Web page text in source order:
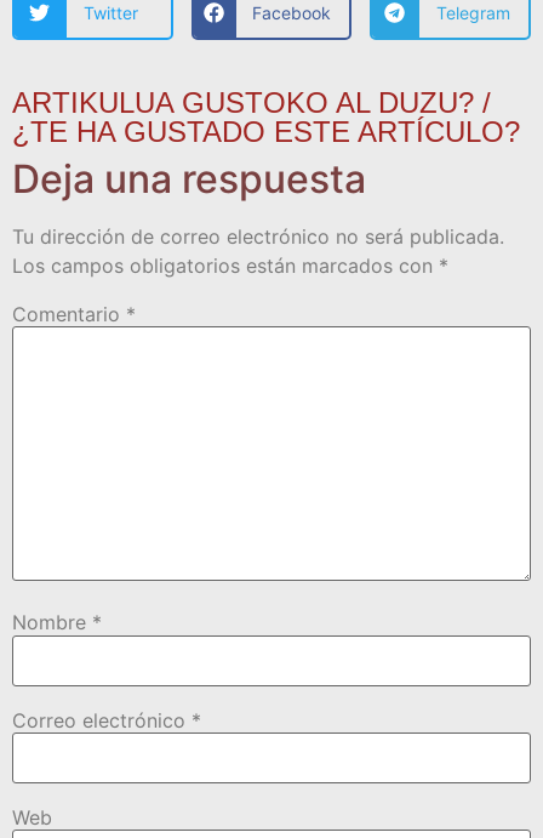
Twitter Facebook Telegram
ARTIKULUA GUSTOKO AL DUZU? /
¿TE HA GUSTADO ESTE ARTÍCULO?
Deja una respuesta
Tu dirección de correo electrónico no será publicada.
Los campos obligatorios están marcados con *
Comentario *
Nombre *
Correo electrónico *
Web